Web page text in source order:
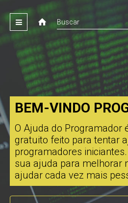
BEM-VINDO
O Ajuda do Programador
gratuito feito para tentar
programadores
sua ajuda para melhorar
ajudar cada vez mais